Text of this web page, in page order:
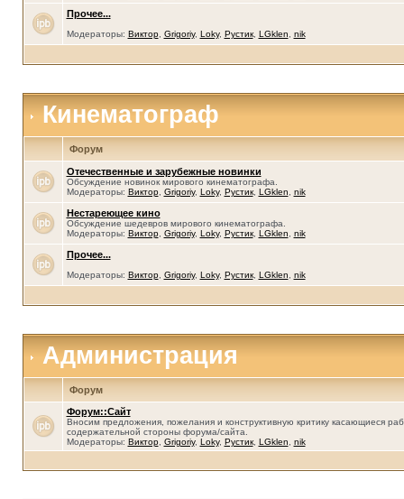
Прочее...
Модераторы: Виктор, Grigoriy, Loky, Рустик, LGklen nik
Кинематограф
Форум
Отечественные и зарубежные новинки
Обсуждение новинок мирового кинематографа.
Модераторы: Виктор, Grigoriy, Loky, Рустик, LGklen nik
Нестареющее кино
Обсуждение шедевров мирового кинематографа.
Модераторы: Виктор, Grigoriy, Loky, Рустик, LGklen nik
Прочее...
Модераторы: Виктор, Grigoriy, Loky, Рустик, LGklen nik
Администрация
Форум
Форум::Сайт
Вносим предложения, пожелания и конструктивную критику касающиеся
содержательной стороны форума/сайта.
Модераторы: Виктор, Grigoriy, Loky, Рустик, LGklen nik